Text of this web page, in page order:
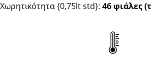
Χωρητικότητα {0,75lt std}: 46 φιάλες